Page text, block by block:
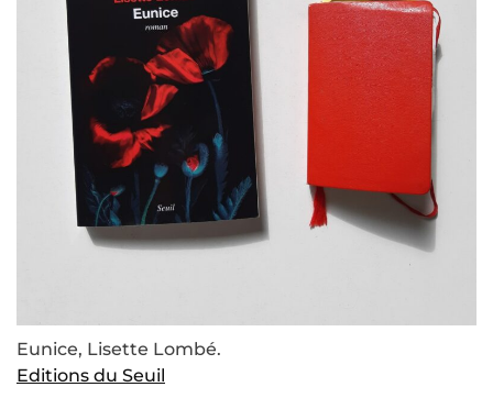
Eunice, Lisette Lombé.
Editions du Seuil